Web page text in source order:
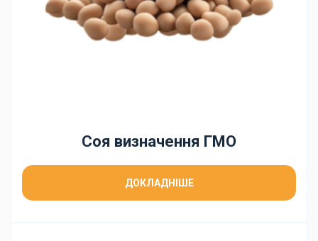
Соя визначення ГМО
ДОКЛАДНІШЕ